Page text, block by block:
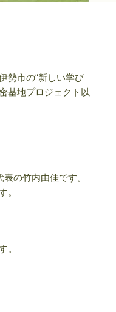
勢市の“新しい学び
基地プロジェクト以
の竹内由佳です。
。
。